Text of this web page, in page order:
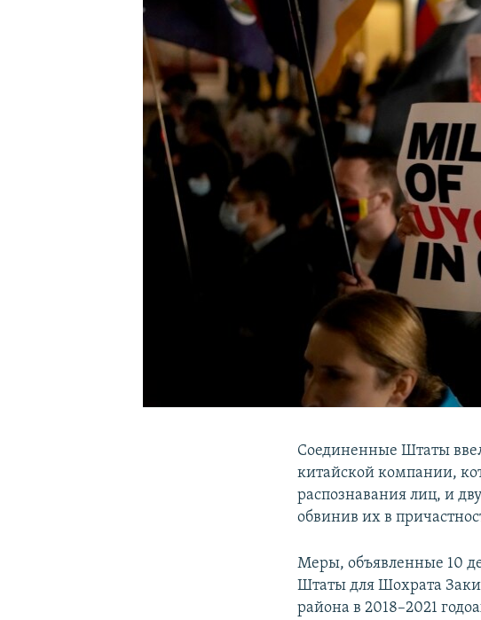
Соединенные Штаты
китайской компании,
распознавания лиц, и
обвинив их в
Меры, объявленные 10
Штаты для Шохрата
района в 2018–2021